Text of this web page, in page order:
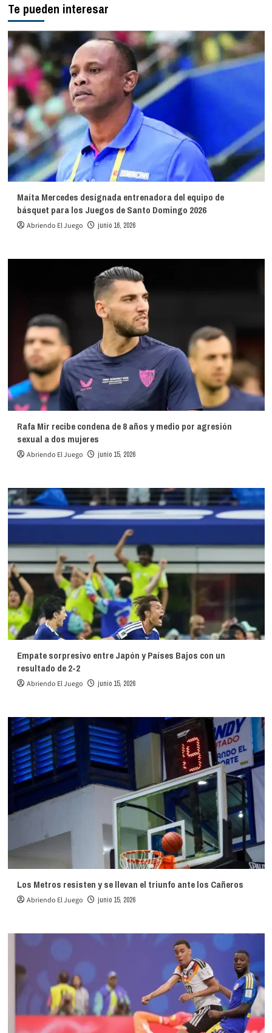
Te pueden interesar
Maíta Mercedes designada entrenadora del equipo de
básquet para los Juegos de Santo Domingo 2026
Abriendo El Juego junio 16, 2026
Rafa Mir recibe condena de 8 años y medio por agresión
sexual a dos mujeres
Abriendo El Juego junio 15, 2026
Empate sorpresivo entre Japón y Países Bajos con un
resultado de 2-2
Abriendo El Juego junio 15, 2026
Los Metros resisten y se llevan el triunfo ante los Cañeros
Abriendo El Juego junio 15, 2026